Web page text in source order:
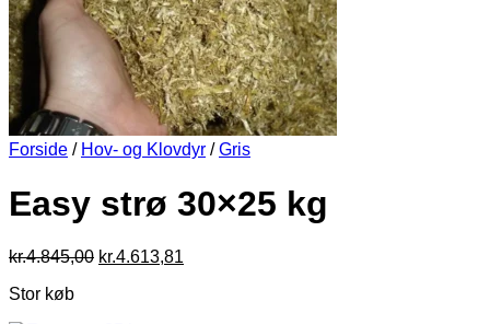
Forside / Hov- og Klovdyr / Gris
Easy strø 30×25 kg
kr.4.845,00 Den
kr.4.613,81
Stor køb